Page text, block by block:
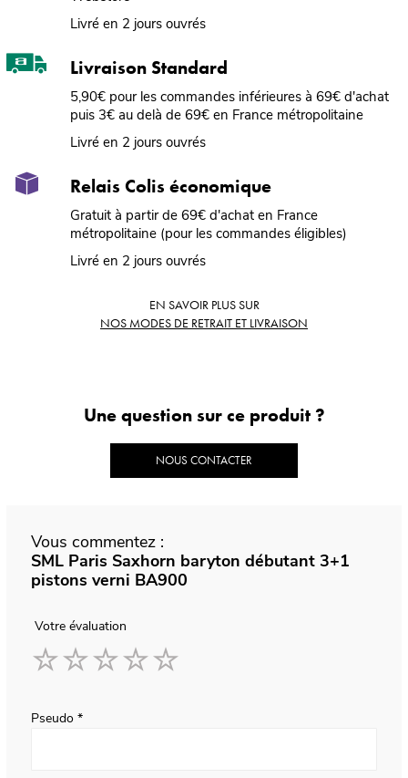
Livré en 2 jours ouvrés
Livraison Standard
5,90€ pour les commandes inférieures à 69€ d'achat
puis 3€ au delà de 69€ en France métropolitaine
Livré en 2 jours ouvrés
Relais Colis économique
Gratuit à partir de 69€ d'achat en France
métropolitaine (pour les commandes éligibles)
Livré en 2 jours ouvrés
EN SAVOIR PLUS SUR
NOS MODES DE RETRAIT ET LIVRAISON
Une question sur ce produit ?
NOUS CONTACTER
Vous commentez :
SML Paris Saxhorn baryton débutant 3+1
pistons verni BA900
Votre évaluation
Pseudo